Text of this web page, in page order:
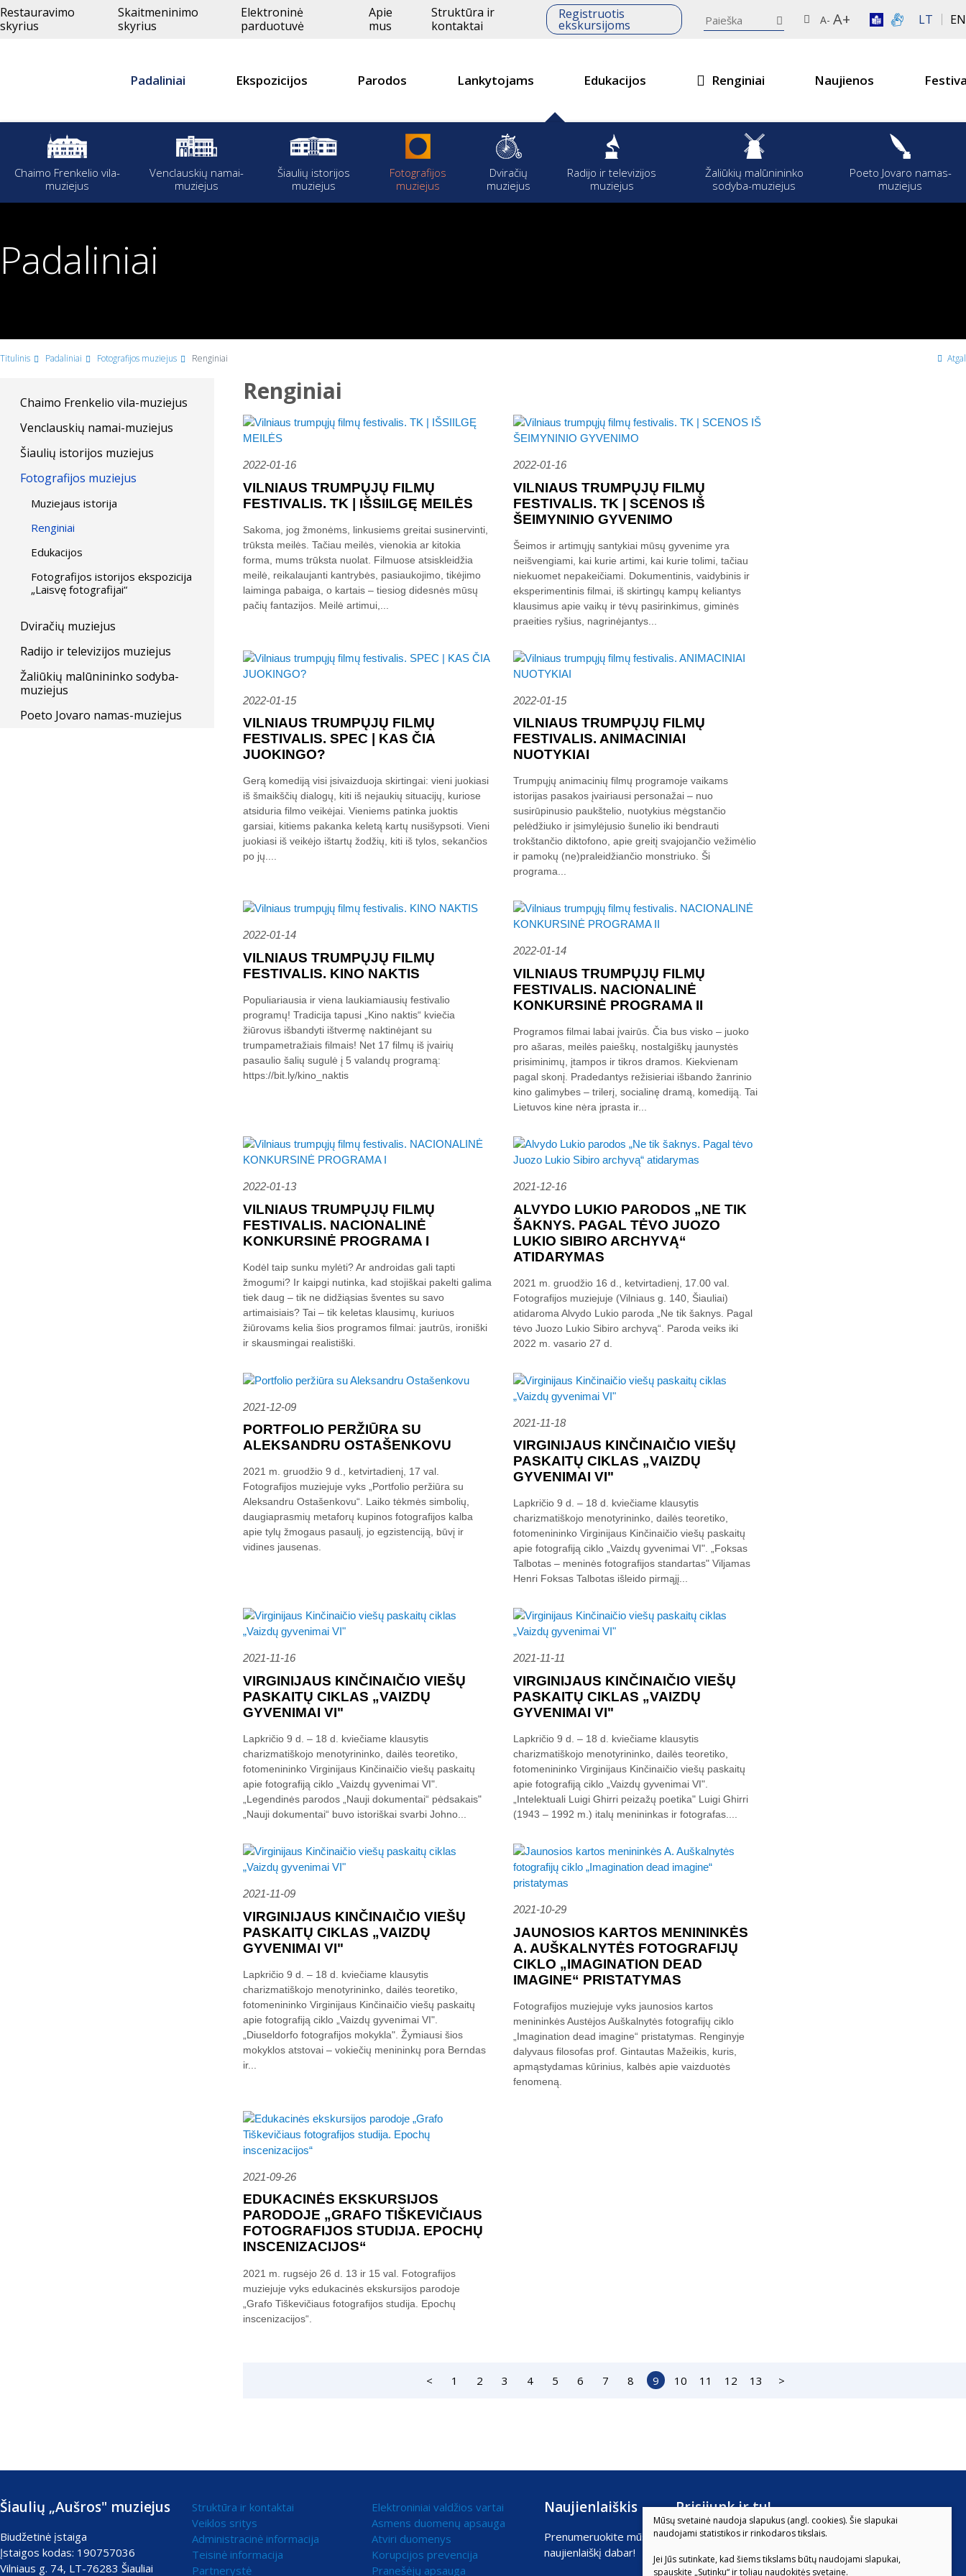
Restauravimo
skyrius
Skaitmeninimo
skyrius
Elektroninė
parduotuvė
Apie
mus
Struktūra ir
kontaktai
Registruotis
ekskursijoms A- A+ LT EN
Padaliniai
Chaimo Frenkelio vila-
muziejus
Venclauskių namai-
muziejus
Šiaulių istorijos
muziejus
Fotografijos
muziejus
Dviračių
muziejus
Radijo ir televizijos
muziejus
Žaliūkių malūnininko
sodyba-muziejus
Poeto Jovaro namas-
muziejus
Ekspozicijos Parodos Lankytojams Edukacijos Renginiai Naujienos
Padaliniai
Titulinis Padaliniai Fotografijos muziejus Renginiai Atgal
Chaimo Frenkelio vila-muziejus
Venclauskių namai-muziejus
Šiaulių istorijos muziejus
Fotografijos muziejus
Muziejaus istorija
Renginiai
Edukacijos
Fotografijos istorijos ekspozicija
„Laisvę fotografijai“
Dviračių muziejus
Radijo ir televizijos muziejus
Žaliūkių malūnininko sodyba-
muziejus
Poeto Jovaro namas-muziejus
Renginiai
2022-01-16
VILNIAUS TRUMPŲJŲ FILMŲ
FESTIVALIS. TK | IŠSIILGĘ MEILĖS
Sakoma, jog žmonėms, linkusiems greitai susinervinti,
trūksta meilės. Tačiau meilės, vienokia ar kitokia
forma, mums trūksta nuolat. Filmuose atsiskleidžia
meilė, reikalaujanti kantrybės, pasiaukojimo, tikėjimo
laiminga pabaiga, o kartais – tiesiog didesnės mūsų
pačių fantazijos. Meilė artimui,...
2022-01-16
VILNIAUS TRUMPŲJŲ FILMŲ
FESTIVALIS. TK | SCENOS IŠ
ŠEIMYNINIO GYVENIMO
Šeimos ir artimųjų santykiai mūsų gyvenime yra
neišvengiami, kai kurie artimi, kai kurie tolimi, tačiau
niekuomet nepakeičiami. Dokumentinis, vaidybinis ir
eksperimentinis filmai, iš skirtingų kampų keliantys
klausimus apie vaikų ir tėvų pasirinkimus, giminės
praeities ryšius, nagrinėjantys...
2022-01-15
VILNIAUS TRUMPŲJŲ FILMŲ
FESTIVALIS. SPEC | KAS ČIA
JUOKINGO?
Gerą komediją visi įsivaizduoja skirtingai: vieni juokiasi
iš šmaikščių dialogų, kiti iš nejaukių situacijų, kuriose
atsiduria filmo veikėjai. Vieniems patinka juoktis
garsiai, kitiems pakanka keletą kartų nusišypsoti. Vieni
juokiasi iš veikėjo ištartų žodžių, kiti iš tylos, sekančios
po jų....
2022-01-15
VILNIAUS TRUMPŲJŲ FILMŲ
FESTIVALIS. ANIMACINIAI
NUOTYKIAI
Trumpųjų animacinių filmų programoje vaikams
istorijas pasakos įvairiausi personažai – nuo
susirūpinusio paukštelio, nuotykius mėgstančio
pelėdžiuko ir įsimylėjusio šunelio iki bendrauti
trokštančio diktofono, apie greitį svajojančio vežimėlio
ir pamokų (ne)praleidžiančio monstriuko. Ši
programa...
2022-01-14
VILNIAUS TRUMPŲJŲ FILMŲ
FESTIVALIS. KINO NAKTIS
Populiariausia ir viena laukiamiausių festivalio
programų! Tradicija tapusi „Kino naktis“ kviečia
žiūrovus išbandyti ištvermę naktinėjant su
trumpametražiais filmais! Net 17 filmų iš įvairių
pasaulio šalių sugulė į 5 valandų programą:
https://bit.ly/kino_naktis
2022-01-14
VILNIAUS TRUMPŲJŲ FILMŲ
FESTIVALIS. NACIONALINĖ
KONKURSINĖ PROGRAMA II
Programos filmai labai įvairūs. Čia bus visko – juoko
pro ašaras, meilės paieškų, nostalgiškų jaunystės
prisiminimų, įtampos ir tikros dramos. Kiekvienam
pagal skonį. Pradedantys režisieriai išbando žanrinio
kino galimybes – trilerį, socialinę dramą, komediją. Tai
Lietuvos kine nėra įprasta ir...
2022-01-13
VILNIAUS TRUMPŲJŲ FILMŲ
FESTIVALIS. NACIONALINĖ
KONKURSINĖ PROGRAMA I
Kodėl taip sunku mylėti? Ar androidas gali tapti
žmogumi? Ir kaipgi nutinka, kad stojiškai pakelti galima
tiek daug – tik ne didžiąsias šventes su savo
artimaisiais? Tai – tik keletas klausimų, kuriuos
žiūrovams kelia šios programos filmai: jautrūs, ironiški
ir skausmingai realistiški.
2021-12-16
ALVYDO LUKIO PARODOS „NE TIK
ŠAKNYS. PAGAL TĖVO JUOZO
LUKIO SIBIRO ARCHYVĄ“
ATIDARYMAS
2021 m. gruodžio 16 d., ketvirtadienį, 17.00 val.
Fotografijos muziejuje (Vilniaus g. 140, Šiauliai)
atidaroma Alvydo Lukio paroda „Ne tik šaknys. Pagal
tėvo Juozo Lukio Sibiro archyvą“. Paroda veiks iki
2022 m. vasario 27 d.
2021-12-09
PORTFOLIO PERŽIŪRA SU
ALEKSANDRU OSTAŠENKOVU
2021 m. gruodžio 9 d., ketvirtadienį, 17 val.
Fotografijos muziejuje vyks „Portfolio peržiūra su
Aleksandru Ostašenkovu“. Laiko tėkmės simbolių,
daugiaprasmių metaforų kupinos fotografijos kalba
apie tylų žmogaus pasaulį, jo egzistenciją, būvį ir
vidines jausenas.
2021-11-18
VIRGINIJAUS KINČINAIČIO VIEŠŲ
PASKAITŲ CIKLAS „VAIZDŲ
GYVENIMAI VI"
Lapkričio 9 d. – 18 d. kviečiame klausytis
charizmatiškojo menotyrininko, dailės teoretiko,
fotomenininko Virginijaus Kinčinaičio viešų paskaitų
apie fotografiją ciklo „Vaizdų gyvenimai VI". „Foksas
Talbotas – meninės fotografijos standartas" Viljamas
Henri Foksas Talbotas išleido pirmąjį...
2021-11-16
VIRGINIJAUS KINČINAIČIO VIEŠŲ
PASKAITŲ CIKLAS „VAIZDŲ
GYVENIMAI VI"
Lapkričio 9 d. – 18 d. kviečiame klausytis
charizmatiškojo menotyrininko, dailės teoretiko,
fotomenininko Virginijaus Kinčinaičio viešų paskaitų
apie fotografiją ciklo „Vaizdų gyvenimai VI".
„Legendinės parodos „Nauji dokumentai“ pėdsakais"
„Nauji dokumentai“ buvo istoriškai svarbi Johno...
2021-11-11
VIRGINIJAUS KINČINAIČIO VIEŠŲ
PASKAITŲ CIKLAS „VAIZDŲ
GYVENIMAI VI"
Lapkričio 9 d. – 18 d. kviečiame klausytis
charizmatiškojo menotyrininko, dailės teoretiko,
fotomenininko Virginijaus Kinčinaičio viešų paskaitų
apie fotografiją ciklo „Vaizdų gyvenimai VI".
„Intelektuali Luigi Ghirri peizažų poetika" Luigi Ghirri
(1943 – 1992 m.) italų menininkas ir fotografas....
2021-11-09
VIRGINIJAUS KINČINAIČIO VIEŠŲ
PASKAITŲ CIKLAS „VAIZDŲ
GYVENIMAI VI"
Lapkričio 9 d. – 18 d. kviečiame klausytis
charizmatiškojo menotyrininko, dailės teoretiko,
fotomenininko Virginijaus Kinčinaičio viešų paskaitų
apie fotografiją ciklo „Vaizdų gyvenimai VI".
„Diuseldorfo fotografijos mokykla". Žymiausi šios
mokyklos atstovai – vokiečių menininkų pora Berndas
ir...
2021-10-29
JAUNOSIOS KARTOS MENININKĖS
A. AUŠKALNYTĖS FOTOGRAFIJŲ
CIKLO „IMAGINATION DEAD
IMAGINE“ PRISTATYMAS
Fotografijos muziejuje vyks jaunosios kartos
menininkės Austėjos Auškalnytės fotografijų ciklo
„Imagination dead imagine“ pristatymas. Renginyje
dalyvaus filosofas prof. Gintautas Mažeikis, kuris,
apmąstydamas kūrinius, kalbės apie vaizduotės
fenomeną.
2021-09-26
EDUKACINĖS EKSKURSIJOS
PARODOJE „GRAFO TIŠKEVIČIAUS
FOTOGRAFIJOS STUDIJA. EPOCHŲ
INSCENIZACIJOS“
2021 m. rugsėjo 26 d. 13 ir 15 val. Fotografijos
muziejuje vyks edukacinės ekskursijos parodoje
„Grafo Tiškevičiaus fotografijos studija. Epochų
inscenizacijos“.
< 1 2 3 4 5 6 7 8 9 10 11 12 13 >
Šiaulių „Aušros" muziejus
Biudžetinė įstaiga
Įstaigos kodas: 190757036
Vilniaus g. 74, LT-76283 Šiauliai
Struktūra ir kontaktai
Veiklos sritys
Administracinė informacija
Teisinė informacija
Partnerystė
Elektroniniai valdžios vartai
Asmens duomenų apsauga
Atviri duomenys
Korupcijos prevencija
Pranešėjų apsauga
Naujienlaiškis
Prenumeruokite mūsų
naujienlaiškį dabar!
Prisijunk ir tu!
Mūsų svetainė naudoja slapukus (angl. cookies). Šie slapukai
naudojami statistikos ir rinkodaros tikslais.
Jei Jūs sutinkate, kad šiems tikslams būtų naudojami slapukai,
spauskite „Sutinku“ ir toliau naudokitės svetaine.